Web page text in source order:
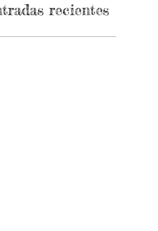
Chile?recientes